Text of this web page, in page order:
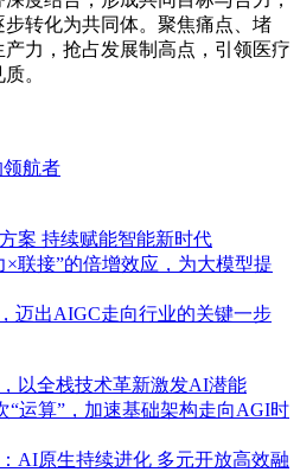
转化为共同体。聚焦痛点、堵
力，抢占发展制高点，引领医疗
。
航者
案 持续赋能智能新时代
联接”的倍增效应，为大模型提
迈出AIGC走向行业的关键一步
以全栈技术革新激发AI潜能
“运算”，加速基础架构走向AGI时
AI原生持续进化 多元开放高效融